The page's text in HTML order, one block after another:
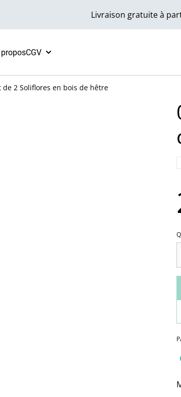
Livraison gratuite à
CGV
de 2 Soliflores en bois de hêtre